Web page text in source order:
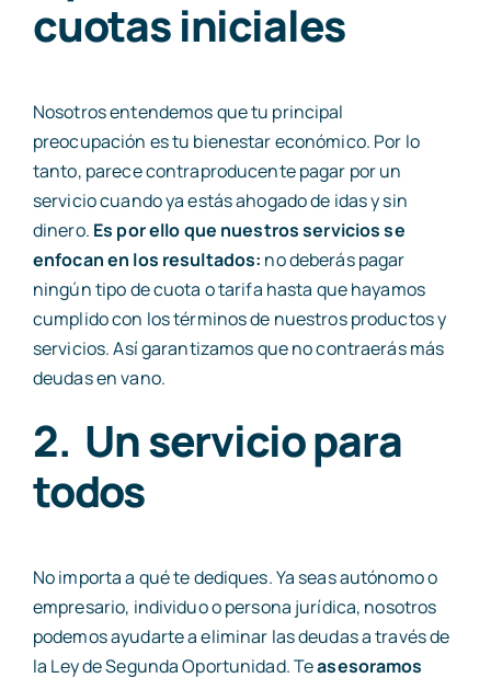
cuotas iniciales
Nosotros entendemos que tu principal
preocupación es tu bienestar económico. Por lo
tanto, parece contraproducente pagar por un
servicio cuando ya estás ahogado de idas y sin
dinero. Es por ello que nuestros servicios se
enfocan en los resultados: no deberás pagar
ningún tipo de cuota o tarifa hasta que hayamos
cumplido con los términos de nuestros productos y
servicios. Así garantizamos que no contraerás más
deudas en vano.
2. Un servicio para
todos
No importa a qué te dediques. Ya seas autónomo o
empresario, individuo o persona jurídica, nosotros
podemos ayudarte a eliminar las deudas a través de
la Ley de Segunda Oportunidad. Teasesoramos